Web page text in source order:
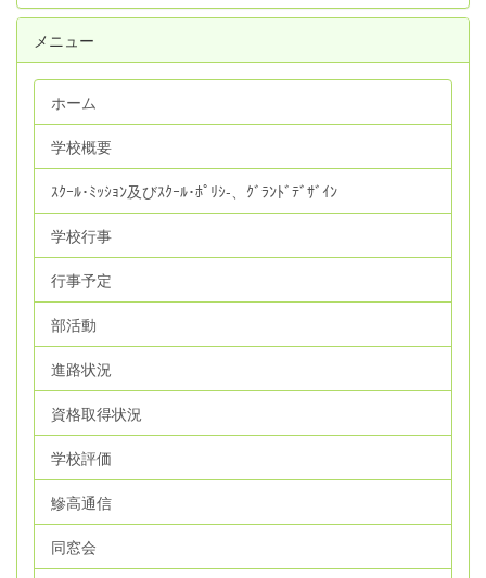
メニュー
ホーム
学校概要
ｽｸｰﾙ･ﾐｯｼｮﾝ及びｽｸｰﾙ･ﾎﾟﾘｼ‐、ｸﾞﾗﾝﾄﾞﾃﾞｻﾞｲﾝ
学校行事
行事予定
部活動
進路状況
資格取得状況
学校評価
鰺高通信
同窓会